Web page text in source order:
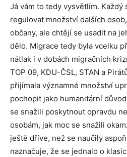
Já vám to tedy vysvětlím.
regulovat množství dalších
občany, ale chtějí se usadit na
dělo. Migrace tedy byla vcelku
nátlak i v dobách migračních
TOP 09, KDU-ČSL, STAN a
přijímala významné množství
pochopit jako humanitární
se snažili poskytnout opravdu
osobám, jak moc se snažili
ještě dříve, než se naučily
naznačuje, že se jednalo o